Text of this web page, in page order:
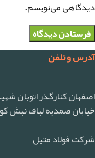
دیدگاهی می‌نویسم.
آدرس و تلفن
اصفهان کنارگذر اتوبان
خیابان صمدیه لباف نبش
شرکت فولاد متیل